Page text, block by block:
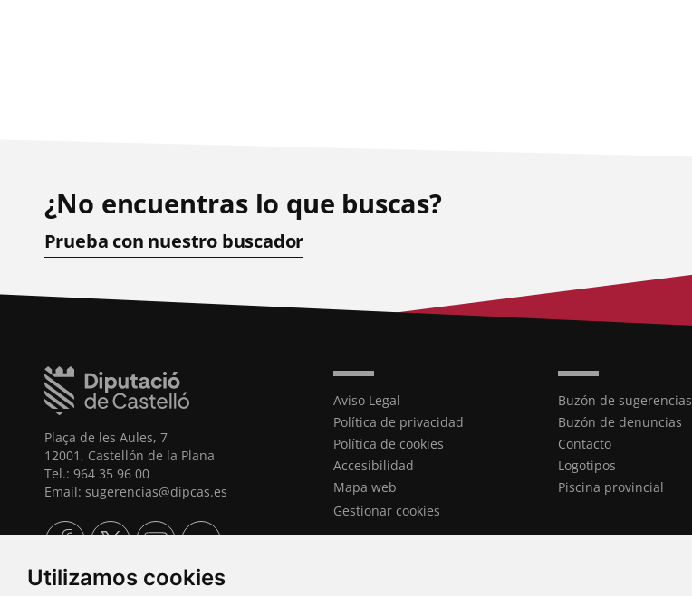
Utilizamos cookies
¿No encuentras lo que buscas?
Prueba con nuestro buscador
Plaça de les Aules, 7
12001, Castellón de la Plana
Tel.: 964 35 96 00
Email: sugerencias@dipcas.es
Aviso Legal
Política de privacidad
Política de cookies
Accesibilidad
Mapa web
Gestionar cookies
Buzón de sugerencias
Buzón de denuncias
Contacto
Logotipos
Piscina provincial